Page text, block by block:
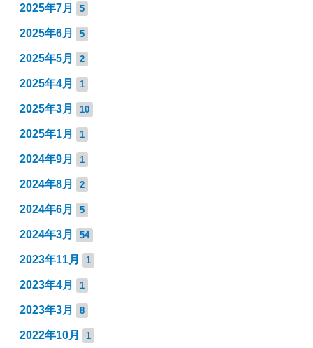
2025年7月 5
2025年6月 5
2025年5月 2
2025年4月 1
2025年3月 10
2025年1月 1
2024年9月 1
2024年8月 2
2024年6月 5
2024年3月 54
2023年11月 1
2023年4月 1
2023年3月 8
2022年10月 1